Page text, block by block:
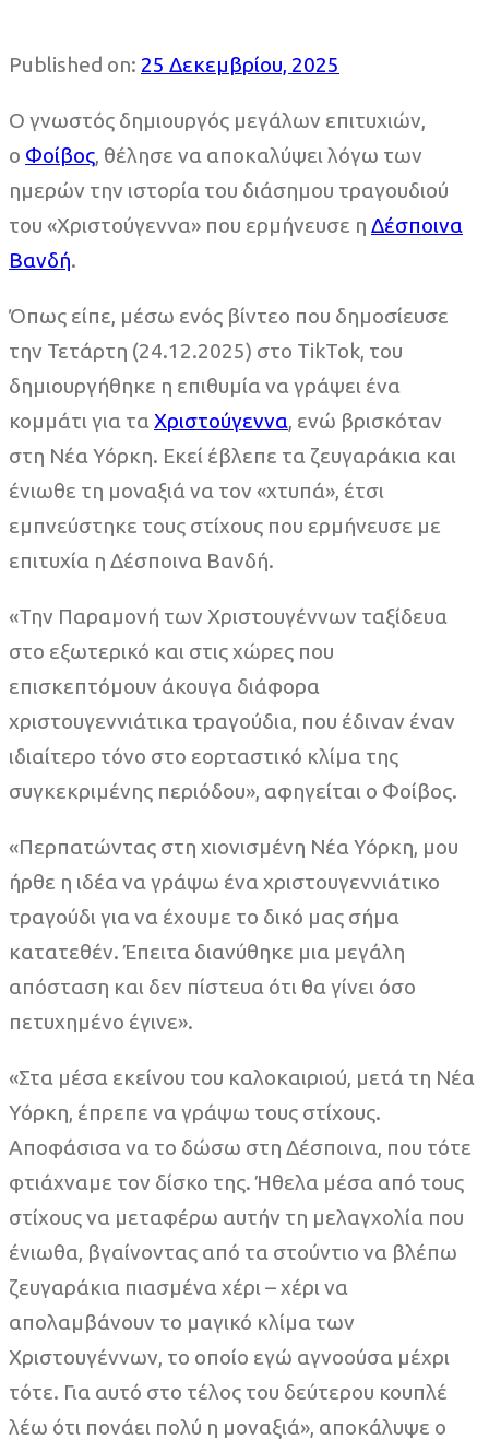
Published on: 25 Δεκεμβρίου, 2025
Ο γνωστός δημιουργός μεγάλων επιτυχιών,
ο Φοίβος, θέλησε να αποκαλύψει λόγω των
ημερών την ιστορία του διάσημου τραγουδιού
του «Χριστούγεννα» που ερμήνευσε η Δέσποινα
Βανδή.
Όπως είπε, μέσω ενός βίντεο που δημοσίευσε
την Τετάρτη (24.12.2025) στο TikTok, του
δημιουργήθηκε η επιθυμία να γράψει ένα
κομμάτι για ταΧριστούγεννα, ενώ βρισκόταν
στη Νέα Υόρκη. Εκεί έβλεπε τα ζευγαράκια και
ένιωθε τη μοναξιά να τον «χτυπά», έτσι
εμπνεύστηκε τους στίχους που ερμήνευσε με
επιτυχία η Δέσποινα Βανδή.
«Την Παραμονή των Χριστουγέννων ταξίδευα
στο εξωτερικό και στις χώρες που
επισκεπτόμουν άκουγα διάφορα
χριστουγεννιάτικα τραγούδια, που έδιναν έναν
ιδιαίτερο τόνο στο εορταστικό κλίμα της
συγκεκριμένης περιόδου», αφηγείται ο Φοίβος.
«Περπατώντας στη χιονισμένη Νέα Υόρκη, μου
ήρθε η ιδέα να γράψω ένα χριστουγεννιάτικο
τραγούδι για να έχουμε το δικό μας σήμα
κατατεθέν. Έπειτα διανύθηκε μια μεγάλη
απόσταση και δεν πίστευα ότι θα γίνει όσο
πετυχημένο έγινε».
«Στα μέσα εκείνου του καλοκαιριού, μετά τη Νέα
Υόρκη, έπρεπε να γράψω τους στίχους.
Αποφάσισα να το δώσω στη Δέσποινα, που τότε
φτιάχναμε τον δίσκο της. Ήθελα μέσα από τους
στίχους να μεταφέρω αυτήν τη μελαγχολία που
ένιωθα, βγαίνοντας από τα στούντιο να βλέπω
ζευγαράκια πιασμένα χέρι – χέρι να
απολαμβάνουν το μαγικό κλίμα των
Χριστουγέννων, το οποίο εγώ αγνοούσα μέχρι
τότε. Για αυτό στο τέλος του δεύτερου κουπλέ
λέω ότι πονάει πολύ η μοναξιά», αποκάλυψε ο